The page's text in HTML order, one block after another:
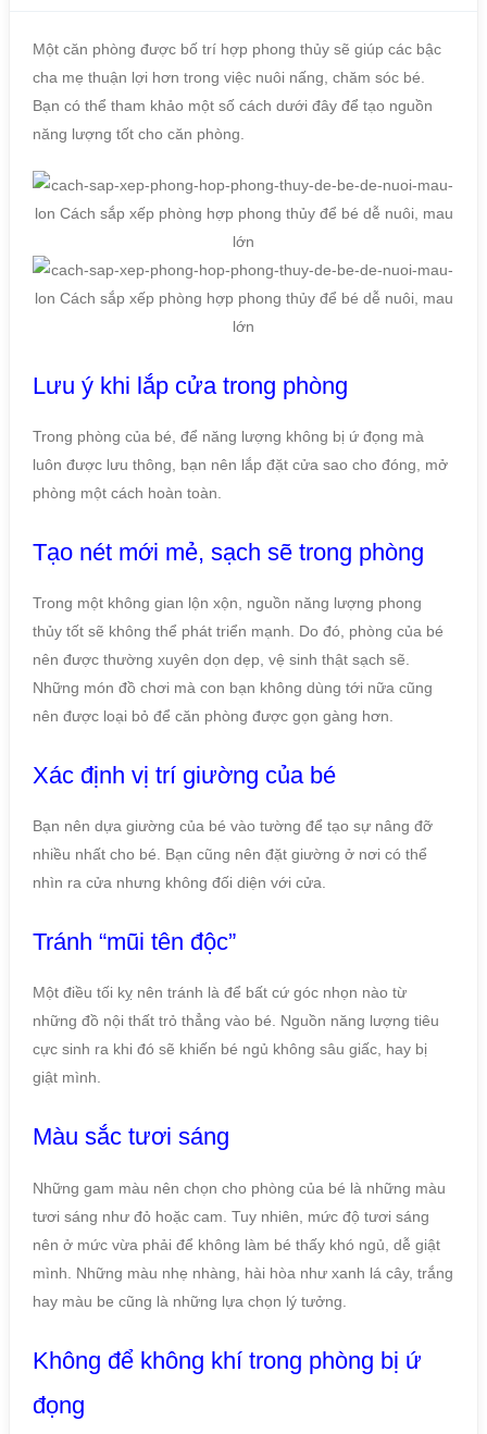
Một căn phòng được bố trí hợp phong thủy sẽ giúp các bậc
cha mẹ thuận lợi hơn trong việc nuôi nấng, chăm sóc bé.
Bạn có thể tham khảo một số cách dưới đây để tạo nguồn
năng lượng tốt cho căn phòng.
Lưu ý khi lắp cửa trong phòng
Trong phòng của bé, để năng lượng không bị ứ đọng mà
luôn được lưu thông, bạn nên lắp đặt cửa sao cho đóng, mở
phòng một cách hoàn toàn.
Tạo nét mới mẻ, sạch sẽ trong phòng
Trong một không gian lộn xộn, nguồn năng lượng phong
thủy tốt sẽ không thể phát triển mạnh. Do đó, phòng của bé
nên được thường xuyên dọn dẹp, vệ sinh thật sạch sẽ.
Những món đồ chơi mà con bạn không dùng tới nữa cũng
nên được loại bỏ để căn phòng được gọn gàng hơn.
Xác định vị trí giường của bé
Bạn nên dựa giường của bé vào tường để tạo sự nâng đỡ
nhiều nhất cho bé. Bạn cũng nên đặt giường ở nơi có thể
nhìn ra cửa nhưng không đối diện với cửa.
Tránh “mũi tên độc”
Một điều tối kỵ nên tránh là để bất cứ góc nhọn nào từ
những đồ nội thất trỏ thẳng vào bé. Nguồn năng lượng tiêu
cực sinh ra khi đó sẽ khiến bé ngủ không sâu giấc, hay bị
giật mình.
Màu sắc tươi sáng
Những gam màu nên chọn cho phòng của bé là những màu
tươi sáng như đỏ hoặc cam. Tuy nhiên, mức độ tươi sáng
nên ở mức vừa phải để không làm bé thấy khó ngủ, dễ giật
mình. Những màu nhẹ nhàng, hài hòa như xanh lá cây, trắng
hay màu be cũng là những lựa chọn lý tưởng.
Không để không khí trong phòng bị ứ
đọng